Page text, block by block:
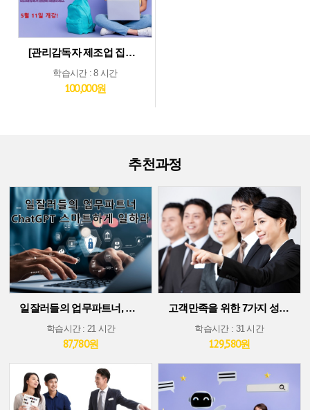
[관리감독자 제조업 집체교육_5월11일] 제조업종 관리감독자 집체 교육...5월11일 개강
학습시간 : 8 시간
100,000원
추천과정
일잘러들의 업무파트너, ChatGPT 스마트하게 일하라!
학습시간 : 21 시간
87,780원
고객만족을 위한 7가지 성공 가이드
학습시간 : 31 시간
129,580원